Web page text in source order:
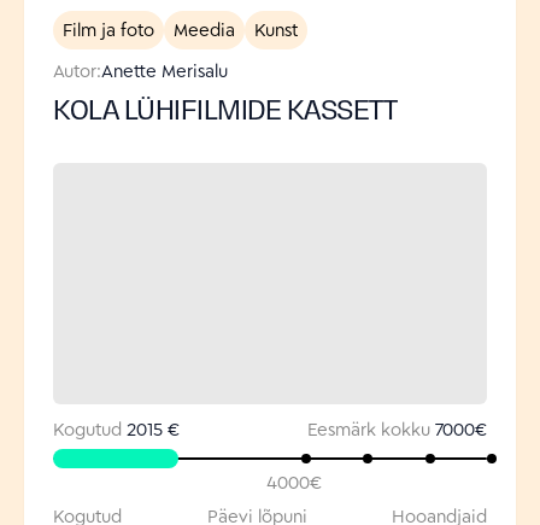
Film ja foto Meedia
Kunst
Autor:Anette Merisalu
KOLA LÜHIFILMIDE KASSETT
Kogutud 2015 € Eesmärk kokku 7000€
4000€
Kogutud
Päevi lõpuni Hooandjaid